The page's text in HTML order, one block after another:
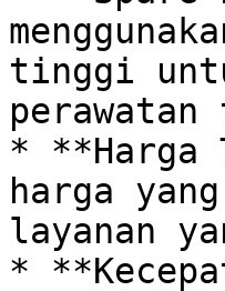
tinggi
* **Harga
harga
layanan
*